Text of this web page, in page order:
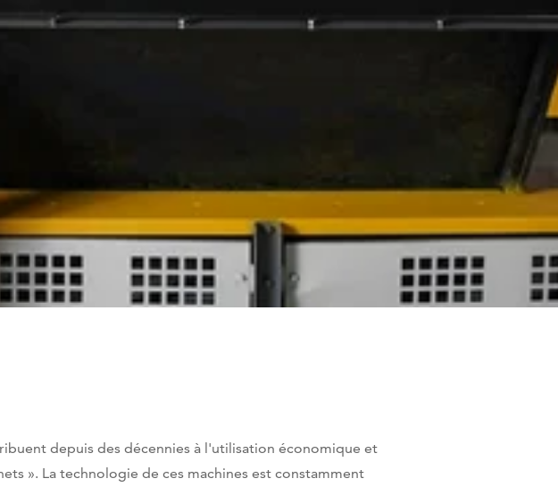
depuis des décennies à l'utilisation économique et
». La technologie de ces machines est constamment